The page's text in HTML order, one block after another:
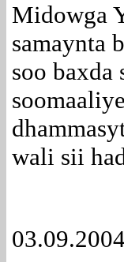
Midowga
samaynta
soo
wali sii
03.09.2004